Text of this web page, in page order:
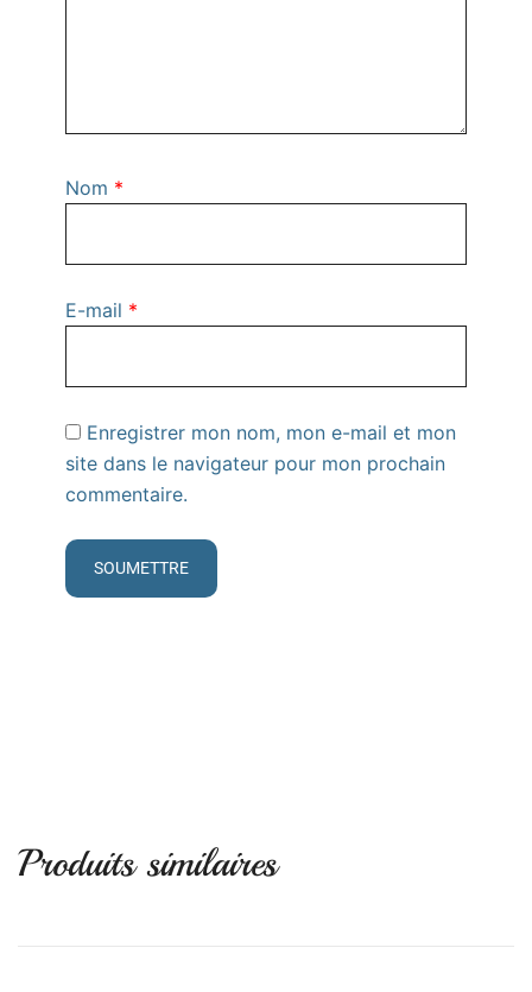
Nom *
E-mail *
Enregistrer mon nom, mon e-mail et mon
site dans le navigateur pour mon prochain
commentaire.
Produits similaires